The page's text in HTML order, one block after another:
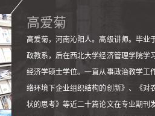
高爱菊
高爱菊，河南沁阳人。高级讲师。毕业
政教系，后在西北大学经济管理学院学
经济学硕士学位。一直从事政治教学工
络环境下企业组织结构的创新》、《对
状的思考》等近二十篇论文在专业期刊